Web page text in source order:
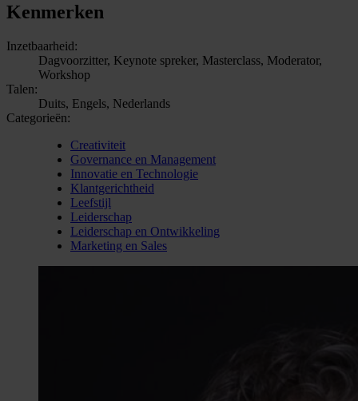
Kenmerken
Inzetbaarheid:
Dagvoorzitter, Keynote spreker, Masterclass, Moderator,
Workshop
Talen:
Duits, Engels, Nederlands
Categorieën:
Creativiteit
Governance en Management
Innovatie en Technologie
Klantgerichtheid
Leefstijl
Leiderschap
Leiderschap en Ontwikkeling
Marketing en Sales